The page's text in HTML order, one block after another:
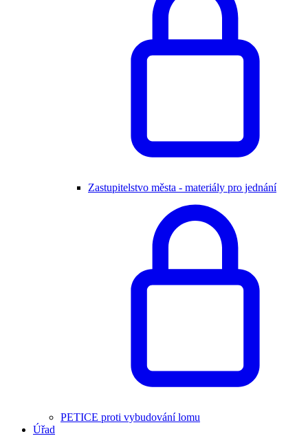
Zastupitelstvo města - materiály pro jednání
PETICE proti vybudování lomu
Úřad